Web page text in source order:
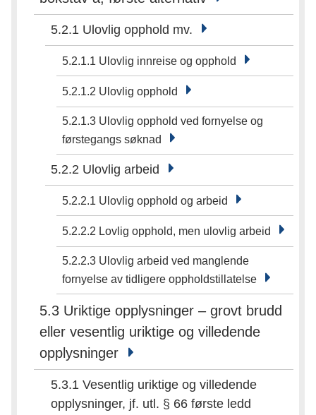
5.2.1 Ulovlig opphold mv.
5.2.1.1 Ulovlig innreise og opphold
5.2.1.2 Ulovlig opphold
5.2.1.3 Ulovlig opphold ved fornyelse og
førstegangs søknad
5.2.2 Ulovlig arbeid
5.2.2.1 Ulovlig opphold og arbeid
5.2.2.2 Lovlig opphold, men ulovlig arbeid
5.2.2.3 Ulovlig arbeid ved manglende
fornyelse av tidligere oppholdstillatelse
5.3 Uriktige opplysninger – grovt brudd
eller vesentlig uriktige og villedende
opplysninger
5.3.1 Vesentlig uriktige og villedende
opplysninger, jf. utl. § 66 første ledd